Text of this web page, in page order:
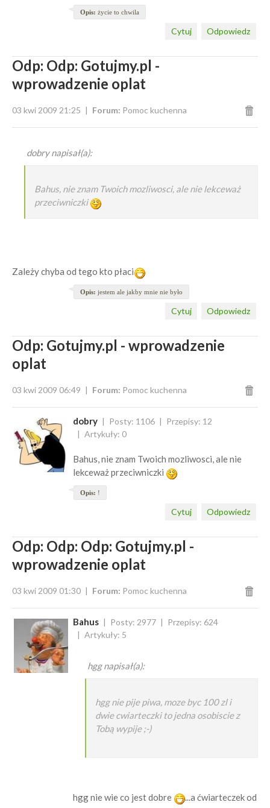
Opis: życie to chwila
Odpowiedz
Cytuj
Odp: Odp: Gotujmy.pl -
wprowadzenie oplat
03 kwi 2009 21:25 Forum: Pomoc kuchenna
dobry napisał(a):
Bahus, nie znam Twoich mozliwosci, ale nie lekceważ
przeciwniczki
Zależy chyba od tego kto płaci
Opis: jestem ale jakby mnie nie było
Odpowiedz
Cytuj
Odp: Gotujmy.pl - wprowadzenie
oplat
03 kwi 2009 06:49 Forum: Pomoc kuchenna
dobry Posty: 1106
Przepisy: 12
Artykuły: 0
Bahus, nie znam Twoich mozliwosci, ale nie
lekceważ przeciwniczki
Opis: !
Odpowiedz
Cytuj
Odp: Odp: Odp: Gotujmy.pl -
wprowadzenie oplat
03 kwi 2009 01:30 Forum: Pomoc kuchenna
Bahus Posty: 2977
Przepisy: 624
Artykuły: 5
hgg napisał(a):
hgg nie pije piwa, moze byc 100 zl i
dwie cwiarteczki to jedna osobiscie z
Tobą wypije ;-)
hgg nie wie co jest dobre
...a ćwiarteczek od